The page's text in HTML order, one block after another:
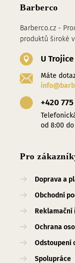
Barberco
Barberco.cz -
produktů široké
U
Máte
+420
od 8:00 do
Pro
Doprava a
Obchodní
Reklamační
Ochrana
Odstoupení
Spolupráce